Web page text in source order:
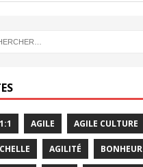
1:1 AGILE AGILE CULTURE
AGILITÉ BONHEUR